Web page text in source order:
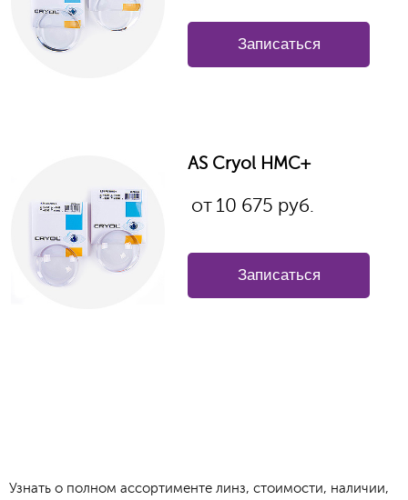
Записаться
AS Cryol HMC+
от 10 675 руб.
Записаться
Узнать о полном ассортименте линз, стоимости, наличии,